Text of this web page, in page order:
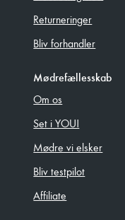
Returneringer
Bliv forhandler
Mødrefællesskab
Om os
Set i YOU!
Mødre vi elsker
Bliv testpilot
Affiliate